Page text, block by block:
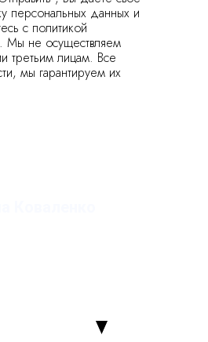
персональных данных и
с политикой
Мы не осуществляем
третьим лицам. Все
мы гарантируем их